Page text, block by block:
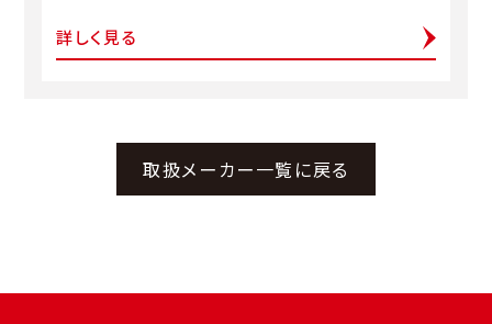
詳しく見る
取扱メーカー一覧に戻る